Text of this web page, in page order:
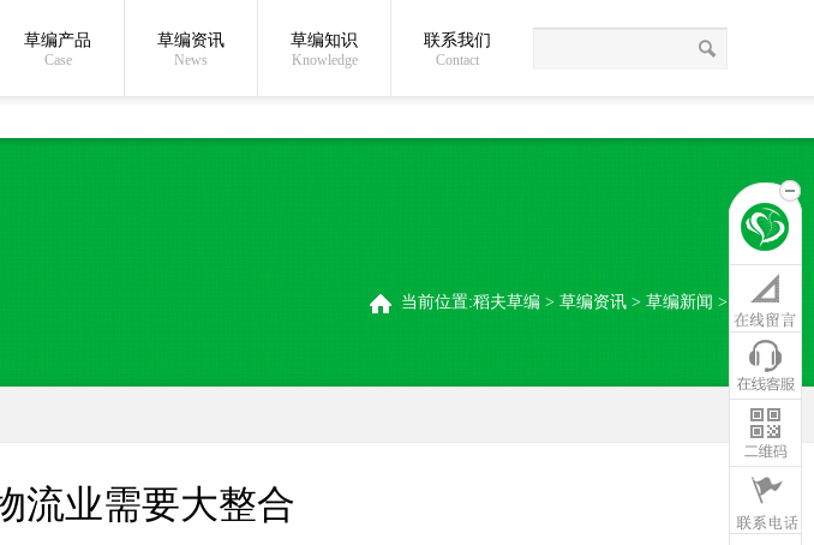
在线沟通: 关于我们 草编常识 稻夫草编制品厂
草编产品
Case
草编资讯
News
草编知识
Knowledge
联系我们
Contact
当前位置:稻夫草编 > 草编资讯 > 草编新闻 >
流业需要大整合